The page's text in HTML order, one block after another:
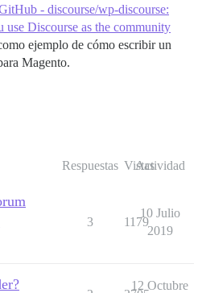
- discourse/wp-discourse:
use Discourse as the community
ejemplo de cómo escribir un
Magento.
Respuestas Vistas
Actividad
3 1179
10 Julio
2019
12 Octubre